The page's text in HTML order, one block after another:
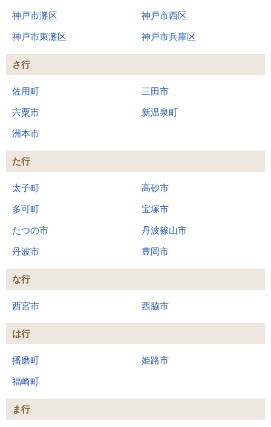
神戸市灘区 神戸市西区
神戸市東灘区 神戸市兵庫区
さ行
佐用町 三田市
宍粟市 新温泉町
洲本市
た行
太子町 高砂市
多可町 宝塚市
たつの市 丹波篠山市
丹波市 豊岡市
な行
西宮市 西脇市
は行
播磨町 姫路市
福崎町
ま行